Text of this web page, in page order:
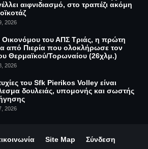
αιφνιδιασμό, στο τραπέζι ακόμη
2026
Οικονόμου του ΑΠΣ Τριάς, η πρώτη
από Πιερία που ολοκλήρωσε τον
Θερμαϊκού/Τορωναίου (26χλμ.)
2026
του Sfk Pierikos Volley είναι
δουλειάς, υπομονής και σωστής
2026
Site Map Σύνδεση